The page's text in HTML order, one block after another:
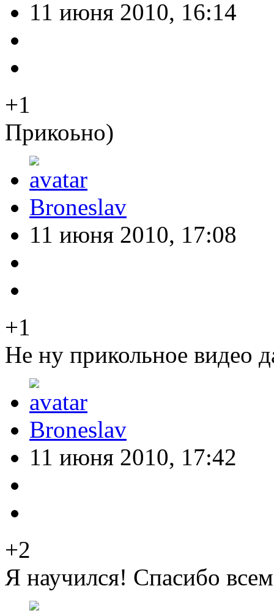
11 июня 2010, 16:14
+1
Прикоьно)
Broneslav
11 июня 2010, 17:08
+1
Не ну прикольное видео
Broneslav
11 июня 2010, 17:42
+2
Я научился! Спасибо